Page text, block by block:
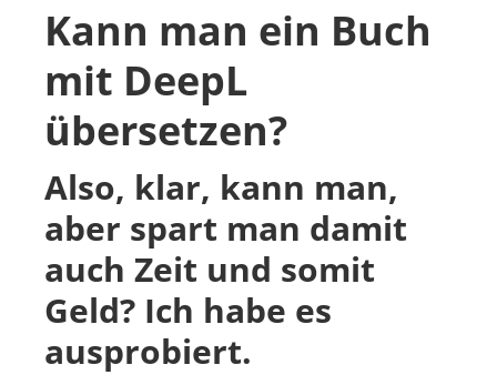
Kann man ein Buch
mit DeepL
übersetzen?
Also, klar, kann man,
aber spart man damit
auch Zeit und somit
Geld? Ich habe es
ausprobiert.